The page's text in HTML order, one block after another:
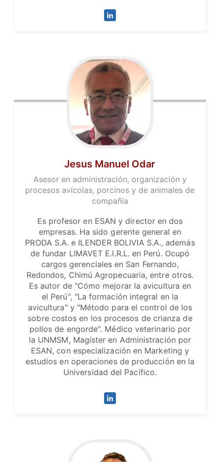
Jesus Manuel Odar
Asesor en administración, organización y
procesos avícolas, porcinos y de animales de
compañía
Es profesor en ESAN y director en dos
empresas. Ha sido gerente general en
PRODA S.A. e ILENDER BOLIVIA S.A., además
de fundar LIMAVET E.I.R.L. en Perú. Ocupó
cargos gerenciales en San Fernando,
Redondos, Chimú Agropecuaria, entre otros.
Es autor de "Cómo mejorar la avicultura en
el Perú", "La formación integral en la
avicultura" y "Método para el control de los
sobre costos en los procesos de crianza de
pollos de engorde". Médico veterinario por
la UNMSM, Magíster en Administración por
ESAN, con especialización en Marketing y
estudios en operaciones de producción en la
Universidad del Pacífico.